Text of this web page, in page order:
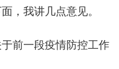
，我讲几点意见。
前一段疫情防控工作